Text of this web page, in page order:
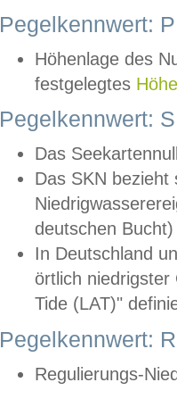
Pegelkennwert:
Höhenlage des
festgelegtes
Pegelkennwert:
Das
Das SKN
deutschen
In Deutschland
örtlich
Tide (LAT)"
Pegelkennwert:
Regulierungs-